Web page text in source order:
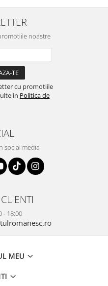
noastre
cu promotiile
in Politica de
social media
- 18:00
MEU